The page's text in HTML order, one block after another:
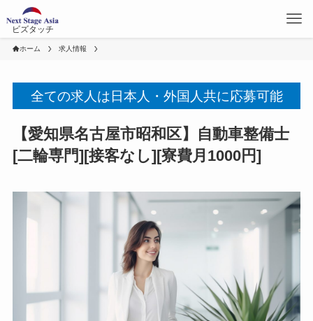
ビズタッチ
ホーム 求人情報
全ての求人は日本人・外国人共に応募可能
【愛知県名古屋市昭和区】自動車整備士
[二輪専門][接客なし][寮費月1000円]